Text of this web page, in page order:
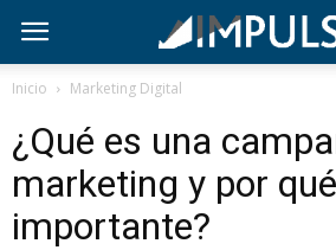
Inicio Marketing Digital
¿Qué es una
marketing y por
importante?